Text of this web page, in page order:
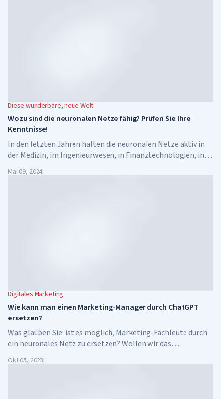
Diese wunderbare, neue Welt
Wozu sind die neuronalen Netze fähig? Prüfen Sie Ihre
Kenntnisse!
In den letzten Jahren halten die neuronalen Netze aktiv in
der Medizin, im Ingenieurwesen, in Finanztechnologien, in
Tätigkeit Einzug.
Mai 09, 2024|
Digitales Marketing
Wie kann man einen Marketing-Manager durch ChatGPT
ersetzen?
Was glauben Sie: ist es möglich, Marketing-Fachleute durch
ein neuronales Netz zu ersetzen? Wollen wir das
wir sagen Ihnen, wie gut Ihre Antwort für ChatGPT geeignet
Okt 05, 2023|